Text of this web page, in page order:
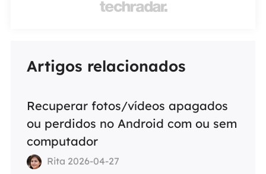

Artigos relacionados
Recuperar fotos/vídeos apagados
ou perdidos no Android com ou sem
computador
Rita 2026-04-27